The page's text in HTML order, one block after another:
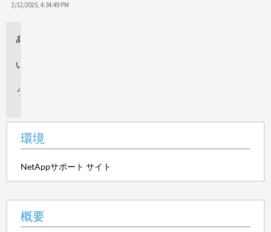
2/12/2025, 4:34:49 PM
環境
NetAppサポート サイト
概要